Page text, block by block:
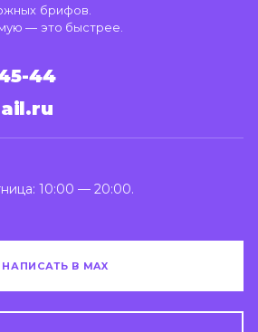
брифов.
— это быстрее.
44
10:00 — 20:00.
НАПИСАТЬ В MAX